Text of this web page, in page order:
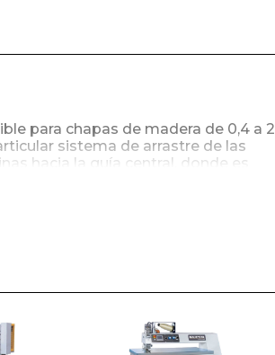
para chapas de madera de 0,4 a 2
sistema de arrastre de las
hacia la guía central, donde es